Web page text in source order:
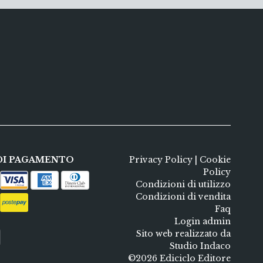
PAGAMENTO Privacy Policy| Cookie
Policy
Condizioni di utilizzo
Condizioni di vendita
Faq
Login admin
Sito web realizzato da
Studio Indaco
©2026 Ediciclo Editore